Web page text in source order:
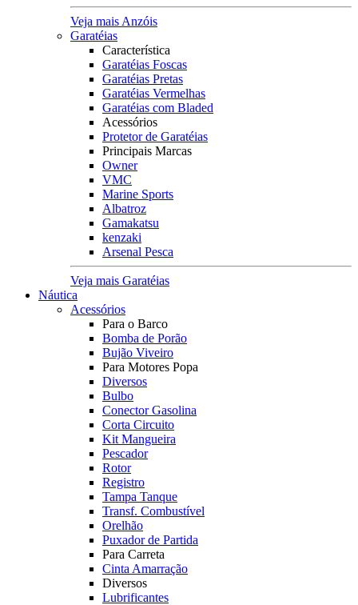
Veja mais Anzóis
Garatéias
Característica
Garatéias Foscas
Garatéias Pretas
Garatéias Vermelhas
Garatéias com Bladed
Acessórios
Protetor de Garatéias
Principais Marcas
Owner
VMC
Marine Sports
Albatroz
Gamakatsu
kenzaki
Arsenal Pesca
Veja mais Garatéias
Náutica
Acessórios
Para o Barco
Bomba de Porão
Bujão Viveiro
Para Motores Popa
Diversos
Bulbo
Conector Gasolina
Corta Circuito
Kit Mangueira
Pescador
Rotor
Registro
Tampa Tanque
Transf. Combustível
Orelhão
Puxador de Partida
Para Carreta
Cinta Amarração
Diversos
Lubrificantes